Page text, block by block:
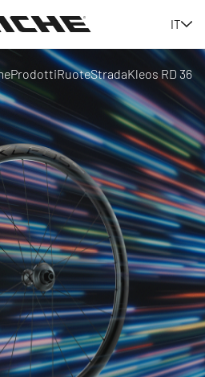
IT
ProdottiRuoteStradaKleos RD 36